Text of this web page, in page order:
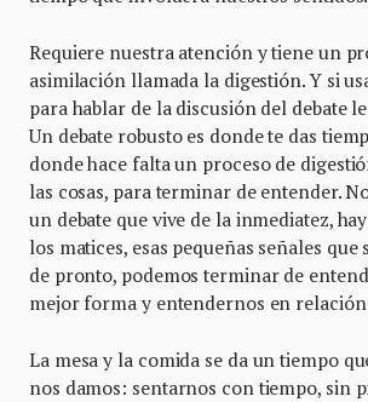
Requiere nuestra atención y tiene un
asimilación llamada la digestión. Y si
para hablar de la discusión del debate
Un debate robusto es donde te das
donde hace falta un proceso de
las cosas, para terminar de entender.
un debate que vive de la inmediatez,
los matices, esas pequeñas señales que
de pronto, podemos terminar de
mejor forma y entendernos en
La mesa y la comida se da un tiempo
nos damos: sentarnos con tiempo, sin